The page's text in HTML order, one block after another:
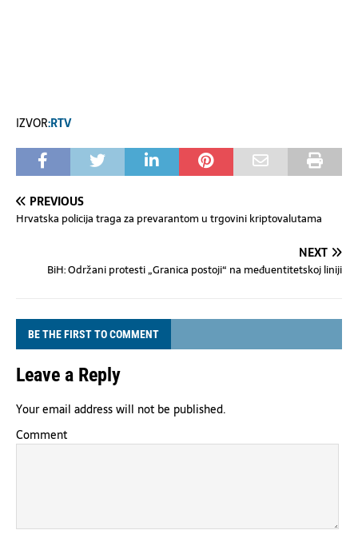
IZVOR:RTV
PREVIOUS
Hrvatska policija traga za prevarantom u trgovini kriptovalutama
NEXT
BiH: Održani protesti „Granica postoji“ na međuentitetskoj liniji
BE THE FIRST TO COMMENT
Leave a Reply
Your email address will not be published.
Comment